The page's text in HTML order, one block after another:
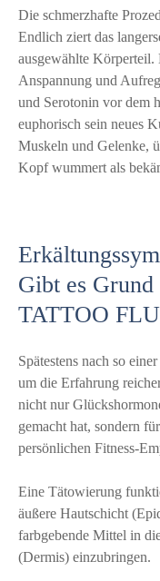
Die schmerzhafte
Endlich ziert das
ausgewählte Körperteil.
Anspannung und
und Serotonin vor dem
euphorisch sein neues
Muskeln und Gelenke,
Kopf wummert als
Gibt es
TATTOO
Spätestens nach so
um die Erfahrung
nicht nur
gemacht hat, sondern
persönlichen Fitness-
Eine Tätowierung
äußere Hautschicht
farbgebende Mittel in
(Dermis) einzubringen.